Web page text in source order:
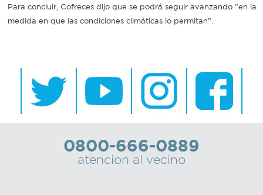
Para concluir, Cofreces dijo que se podrá seguir avanzando "en la
medida en que las condiciones climáticas lo permitan”.
0800-666-0889
atencion al vecino